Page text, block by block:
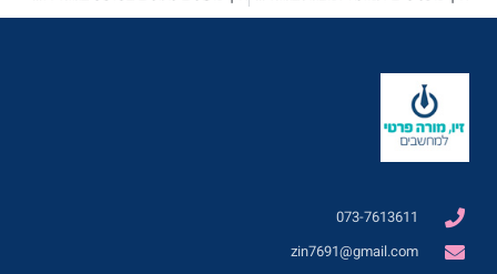
073-7613611
zin7691@gmail.com